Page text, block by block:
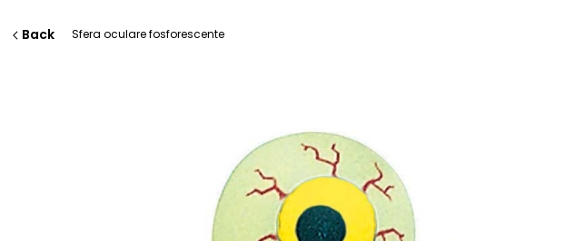
Back Sfera oculare fosforescente